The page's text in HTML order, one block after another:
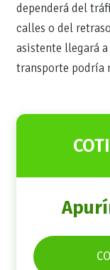
dependerá del
calles o del
asistente llegará
transporte podría